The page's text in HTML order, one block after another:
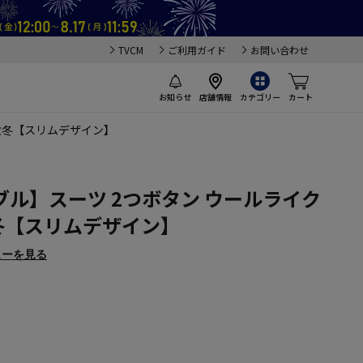
TVCM ご利用ガイド お問い合わせ
お知らせ 店舗情報 カテゴリー カート
【スリムデザイン】
】スーツ 2つボタン ウールライク
スリムデザイン】
を見る